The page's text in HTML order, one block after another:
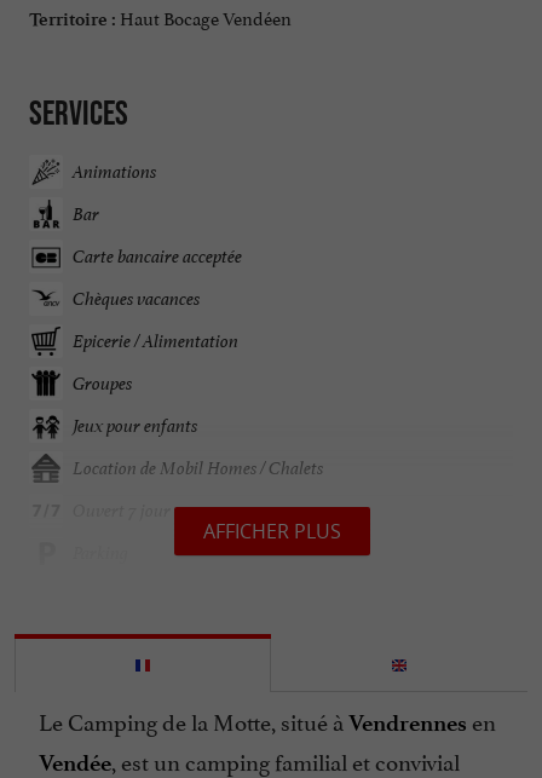
Territoire : Haut Bocage Vendéen
Services
Animations
Bar
Carte bancaire acceptée
Chèques vacances
Epicerie / Alimentation
Groupes
Jeux pour enfants
Location de Mobil Homes / Chalets
Ouvert 7 jour sur 7
Piscine chauffée
Snack /Pizza à emporter
Spa
AFFICHER PLUS
Le Camping de la Motte, situé à Vendrennes en
Vendée, est un camping familial et convivial